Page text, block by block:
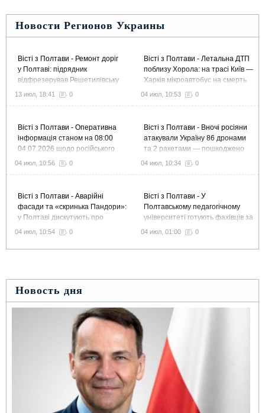
Новости Регионов Украины
Вісті з Полтави - Ремонт доріг
у Полтаві: підрядник
відфрезерував Решетилівську
й Великотирнівську та завершує
13 июл, 18:41 0
Вісті з Полтави - Оперативна
інформація станом на 08:00
04.07.2026 щодо російського
вторгнення
04 июл, 10:56 0
Вісті з Полтави - Аварійні
фасади та «скринька Пандори»:
у Полтаві дискутують про
виділення 1,5 млн грн
04 июл, 10:54 0
Вісті з Полтави - Летальна ДТП
поблизу Хорола: на трасі Київ —
Харків мікроавтобус на смерть
збив пішохода
04 июл, 10:53 0
Вісті з Полтави - Вночі росіяни
атакували Україну 86 дронами
та 2 ракетами — пошкоджено
підприємство в Полтавському
04 июл, 10:34 0
Вісті з Полтави - У
Полтавському педагогічному
університеті готують фахівців за
сучасною освітньою моделлю
04 июл, 01:00 0
Новость дня